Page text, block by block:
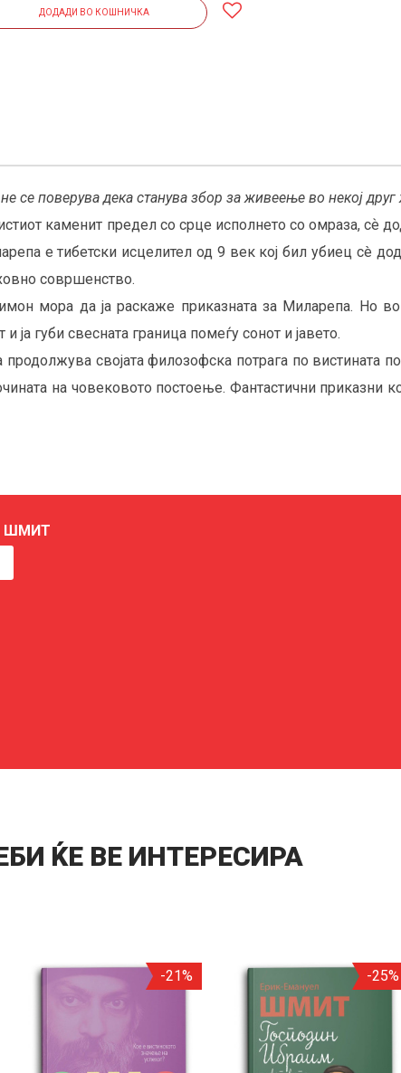
ДОДАДИ ВО КОШНИЧКА
се поверува дека станува збор за живеење во некој
каменит предел со срце исполнето со омраза, сѐ
е тибетски исцелител од 9 век кој бил убиец сè
совршенство.
мора да ја раскаже приказната за Миларепа. Но во
ја губи свесната граница помеѓу сонот и јавето.
својата филозофска потрага по вистината по
на човековото постоење. Фантастични приказни
ШМИТ
ЌЕ ВЕ ИНТЕРЕСИРА
-21% -25%